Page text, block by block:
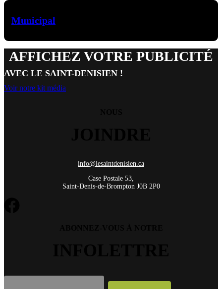
Municipal
AFFICHEZ VOTRE PUBLICITÉ
AVEC LE SAINT-DENISIEN !
Voir notre kit média
info@lesaintdenisien.ca
Case Postale 53,
Saint-Denis-de-Brompton J0B 2P0